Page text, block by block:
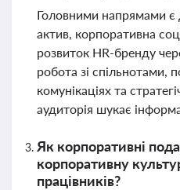
Головними напрямами є
актив, корпоративна
розвиток HR-бренду
робота зі спільнотами,
комунікаціях та
аудиторія шукає
Як корпоративні
корпоративну
працівників?